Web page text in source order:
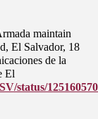
maintain
El Salvador, 18
de la
El
status/